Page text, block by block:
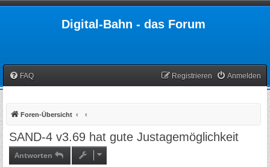
Digital-Bahn - das Forum
FAQ Anmelden
Registrieren
Foren-Übersicht
SAND-4 v3.69 hat gute Justagemöglichkeit
Antworten